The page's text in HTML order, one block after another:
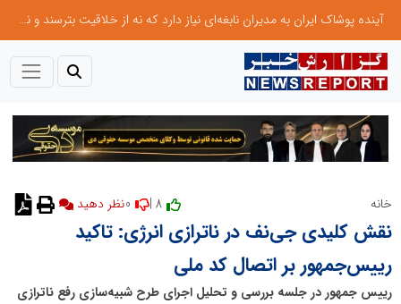
آینده پوشاک ایران به مدیران نابغه‌ای نیاز دارد که نه از خلاقیت بترسند و نه بروکراسی
خانه
نقش کلیدی جی‌نف در ناترازی انرژی: تاکید
رییس‌جمهور بر اتصال کد ملی
رییس جمهور در جلسه بررسی و تحلیل اجرای طرح شبیه‌سازی رفع ناترازی